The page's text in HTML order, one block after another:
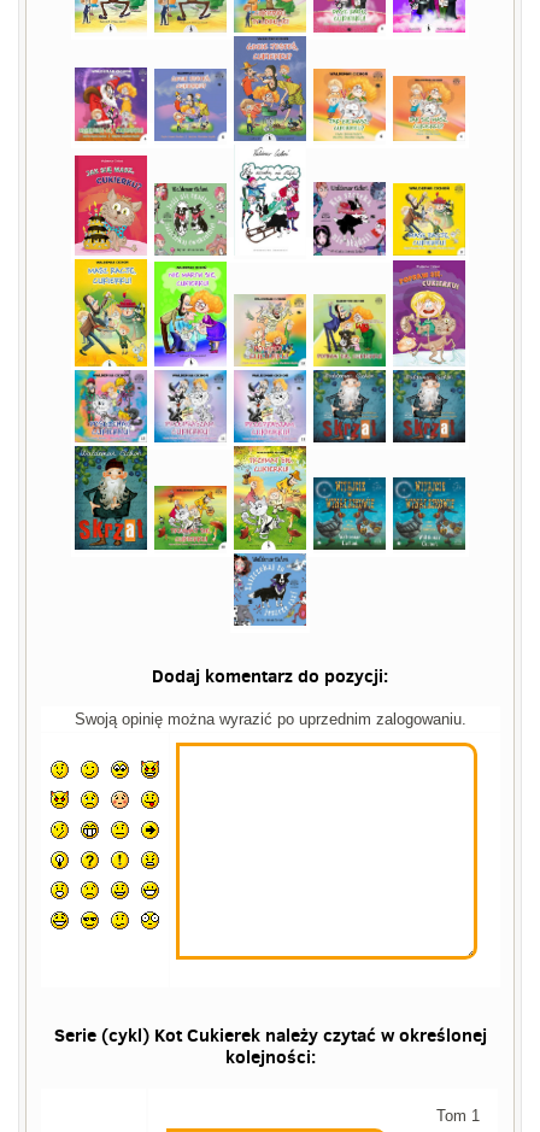
Dodaj komentarz do pozycji:
Swoją opinię można wyrazić po uprzednim zalogowaniu.
Serie (cykl) Kot Cukierek należy czytać w określonej
kolejności:
Tom 1